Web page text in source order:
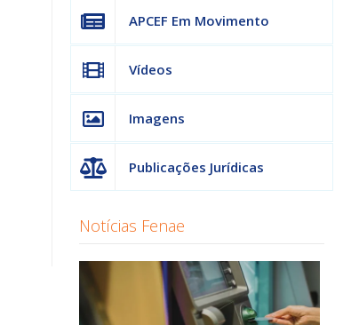
APCEF Em Movimento
Vídeos
Imagens
Publicações Jurídicas
Notícias Fenae